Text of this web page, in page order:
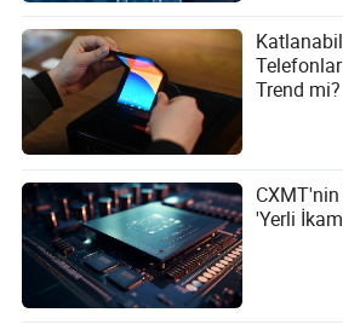
Trend mi?
CXMT'nin
'Yerli